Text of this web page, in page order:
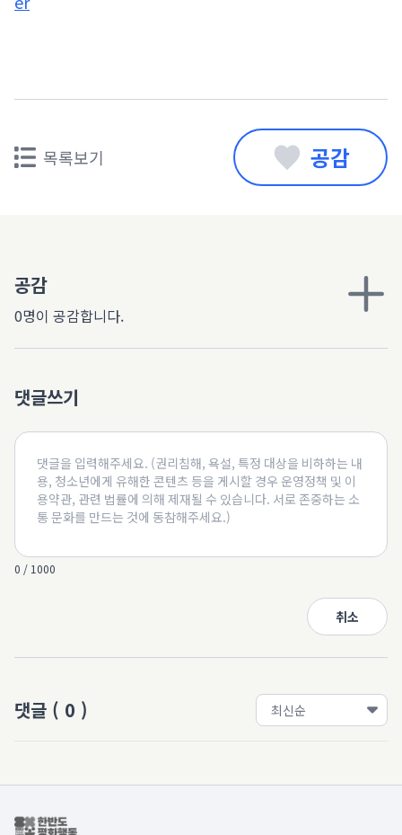
목록보기 공감
공감
0명이 공감합니다.
댓글쓰기
0 / 1000
취소
댓글 ( 0 )